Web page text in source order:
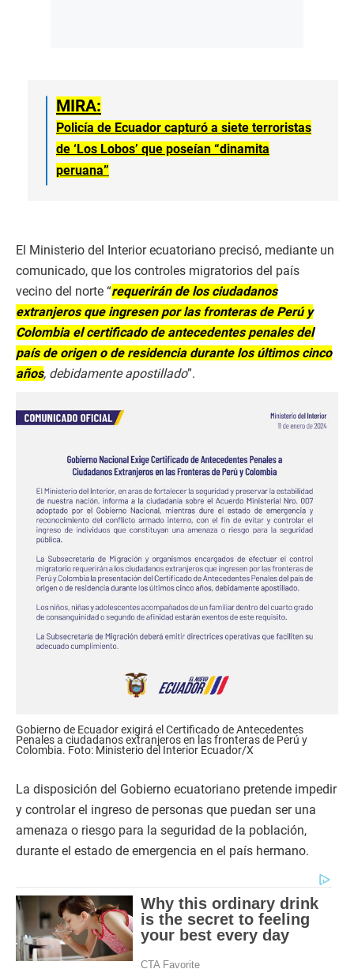
MIRA:
Policía de Ecuador capturó a siete terroristas
de ‘Los Lobos’ que poseían “dinamita
peruana”
El Ministerio del Interior ecuatoriano precisó, mediante un
comunicado, que los controles migratorios del país
vecino del norte “requerirán de los ciudadanos
extranjeros que ingresen por las fronteras de Perú y
Colombia el certificado de antecedentes penales del
país de origen o de residencia durante los últimos cinco
años, debidamente apostillado”.
Gobierno de Ecuador exigirá el Certificado de Antecedentes
Penales a ciudadanos extranjeros en las fronteras de Perú y
Colombia. Foto: Ministerio del Interior Ecuador/X
La disposición del Gobierno ecuatoriano pretende impedir
y controlar el ingreso de personas que puedan ser una
amenaza o riesgo para la seguridad de la población,
durante el estado de emergencia en el país hermano.